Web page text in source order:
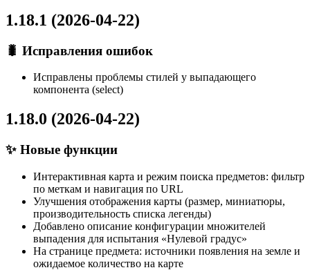
1.18.1 (2026-04-22)
🐛 Исправления ошибок
Исправлены проблемы стилей у выпадающего
компонента (select)
1.18.0 (2026-04-22)
✨ Новые функции
Интерактивная карта и режим поиска предметов: фильтр
по меткам и навигация по URL
Улучшения отображения карты (размер, миниатюры,
производительность списка легенды)
Добавлено описание конфигурации множителей
выпадения для испытания «Нулевой градус»
На странице предмета: источники появления на земле и
ожидаемое количество на карте